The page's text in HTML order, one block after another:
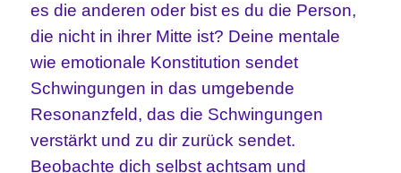
es die anderen oder bist es du die Person,
die nicht in ihrer Mitte ist? Deine mentale
wie emotionale Konstitution sendet
Schwingungen in das umgebende
Resonanzfeld, das die Schwingungen
verstärkt und zu dir zurück sendet.
Beobachte dich selbst achtsam und